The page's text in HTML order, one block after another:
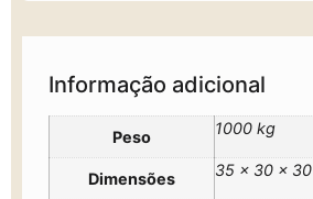
Informação adicional
Peso 1000 kg
Dimensões 35 × 30 ×